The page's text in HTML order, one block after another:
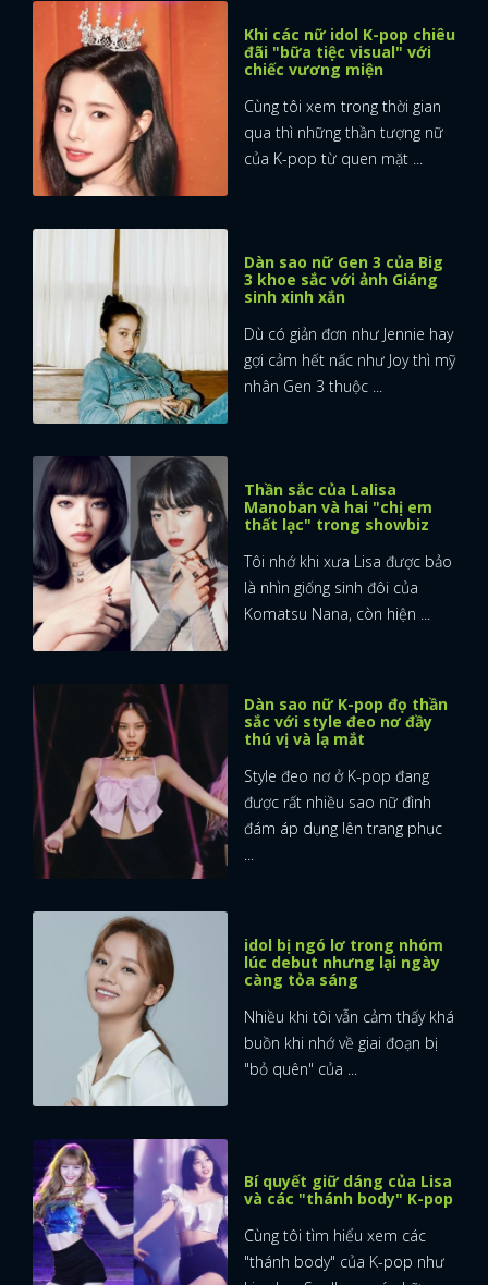
Khi các nữ idol K-pop chiêu
đãi "bữa tiệc visual" với
chiếc vương miện
Cùng tôi xem trong thời gian
qua thì những thần tượng nữ
của K-pop từ quen mặt ...
Dàn sao nữ Gen 3 của Big
3 khoe sắc với ảnh Giáng
sinh xinh xắn
Dù có giản đơn như Jennie hay
gợi cảm hết nấc như Joy thì mỹ
nhân Gen 3 thuộc ...
Thần sắc của Lalisa
Manoban và hai "chị em
thất lạc" trong showbiz
Tôi nhớ khi xưa Lisa được bảo
là nhìn giống sinh đôi của
Komatsu Nana, còn hiện ...
Dàn sao nữ K-pop đọ thần
sắc với style đeo nơ đầy
thú vị và lạ mắt
Style đeo nơ ở K-pop đang
được rất nhiều sao nữ đình
đám áp dụng lên trang phục
...
idol bị ngó lơ trong nhóm
lúc debut nhưng lại ngày
càng tỏa sáng
Nhiều khi tôi vẫn cảm thấy khá
buồn khi nhớ về giai đoạn bị
"bỏ quên" của ...
Bí quyết giữ dáng của Lisa
và các "thánh body" K-pop
Cùng tôi tìm hiểu xem các
"thánh body" của K-pop như